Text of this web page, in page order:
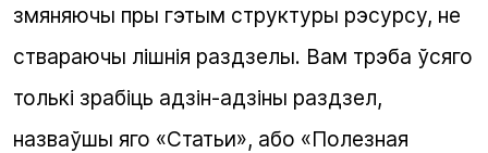
змяняючы пры гэтым структуры рэсурсу, не
ствараючы лішнія раздзелы. Вам трэба ўсяго
толькі зрабіць адзін-адзіны раздзел,
назваўшы яго «Статьи», або «Полезная